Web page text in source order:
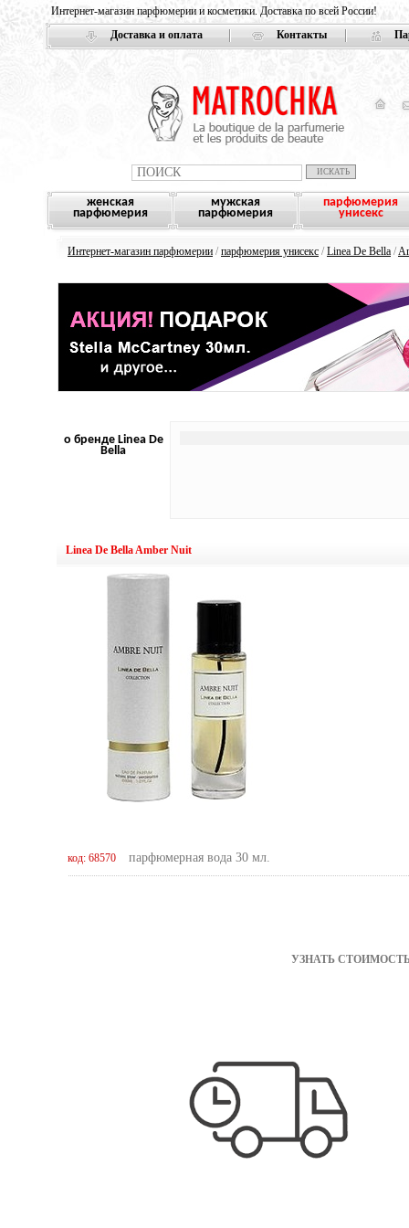
Интернет-магазин парфюмерии и косметики. Доставка по всей России!
Доставка и оплата
Контакты
женская
парфюмерия
мужская
парфюмерия
парфюмерия
унисекс
Интернет-магазин парфюмерии /парфюмерия унисекс /Linea De Bella /
о бренде Linea De
Bella
Linea De Bella Amber Nuit
код: 68570 парфюмерная вода 30 мл.
УЗНАТЬ